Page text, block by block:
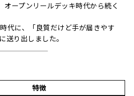
オープンリールデッキ時代から続く
代に、「良質だけど手が届きやす
送り出しました。
特徴